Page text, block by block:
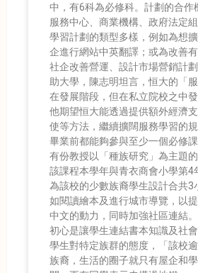
中，有6科為必修科。計劃的合作
服務中心、商業機構、政府法定
學習計劃的類型多樣，例如為想
企進行網站中英翻譯；或為改善
社企改善營運、設計市場營銷計
助大學，陳志明坦言，恒大的「
在發展階段，但在私立院校之中發
他期望恒大能透過提供額外經濟
使等方法，繼續擴闊服務學習的
畢業前都能夠參與至少一個必修
有份教授以「種族研究」為主題
該課程本學年與青衣商會小學第4
為該校的少數族裔學生設計合共3
如閱讀繪本及進行城市導覽，以
中文的動力，同時加強社區連結
初心是讓學生連結書本知識及社
學生對特定族群的態度，「該校
族裔，生活的圈子就只有屋企和